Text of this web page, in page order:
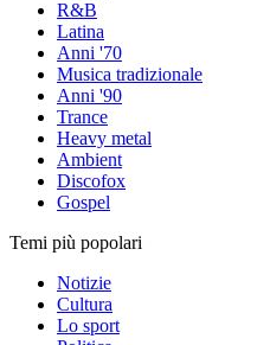
R&B
Latina
Anni '70
Musica tradizionale
Anni '90
Trance
Heavy metal
Ambient
Discofox
Gospel
Temi più popolari
Notizie
Cultura
Lo sport